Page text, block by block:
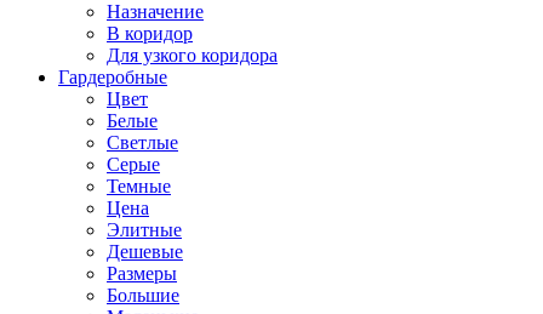
Назначение
В коридор
Для узкого коридора
Гардеробные
Цвет
Белые
Светлые
Серые
Темные
Цена
Элитные
Дешевые
Размеры
Большие